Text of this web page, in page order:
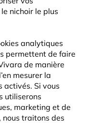
nichoir le plus
analytiques
permettent de faire
de manière
mesurer la
activés. Si vous
utiliserons
marketing et de
nous traitons des
pour oiseaux à base